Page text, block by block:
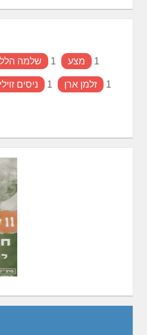
שלמה הלל 1 מצע 1
ניסים זוילי 1 זלמן ארן 1